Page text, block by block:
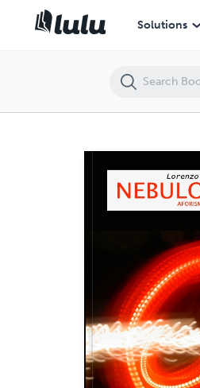
Solutions
Nebulose